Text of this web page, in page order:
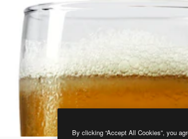
By clicking “Accept All Cookies”, you